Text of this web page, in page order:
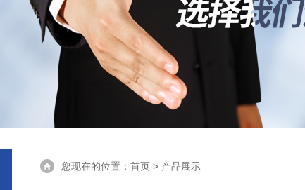
您现在的位置： 首页 > 产品展示